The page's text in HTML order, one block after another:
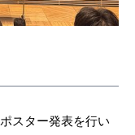
スター発表を行い